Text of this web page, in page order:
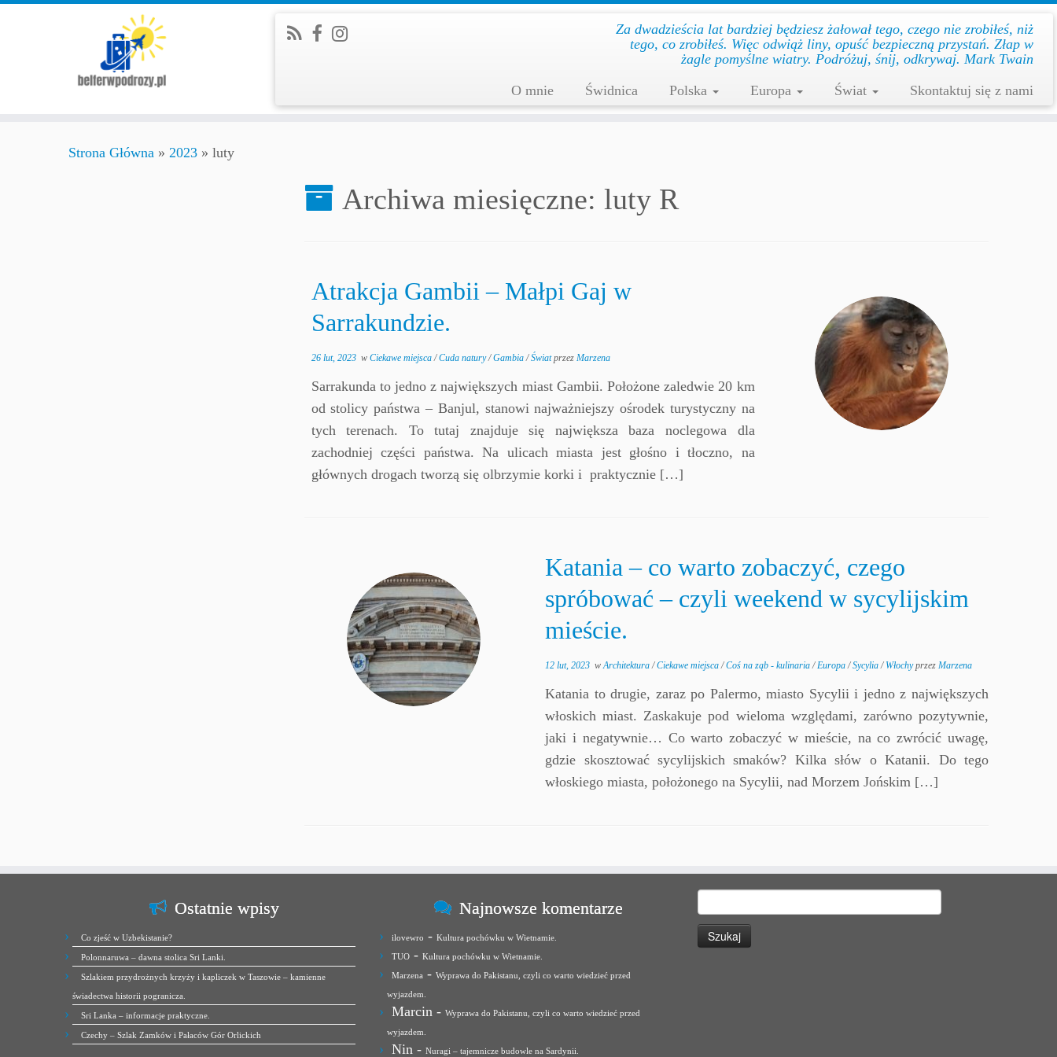
Za dwadzieścia lat bar­dziej będziesz żałował te­go, cze­go nie zro­biłeś, niż
te­go, co zro­biłeś. Więc od­wiąż li­ny, opuść bez­pie­czną przys­tań. Złap w
żag­le po­myślne wiat­ry. Podróżuj, śnij, odkrywaj. Mark Twain
O mnie
Świdnica Polska Europa Świat Skontaktuj się z nami
Strona Główna » 2023 » luty
Archiwa miesięczne: luty R
Atrakcja Gambii – Małpi Gaj w
Sarrakundzie.
26 lut, 2023w Ciekawe miejsca/Cuda natury/Gambia/Światprzez Marzena
Sarrakunda to jedno z największych miast Gambii. Położone zaledwie 20 km
od stolicy państwa – Banjul, stanowi najważniejszy ośrodek turystyczny na
tych terenach. To tutaj znajduje się największa baza noclegowa dla
zachodniej części państwa. Na ulicach miasta jest głośno i tłoczno, na
głównych drogach tworzą się olbrzymie korki i praktycznie […]
Katania – co warto zobaczyć, czego
spróbować – czyli weekend w sycylijskim
mieście.
12 lut, 2023 wArchitektura/Ciekawe miejsca/Coś na ząb - kulinaria/Europa/Sycylia/ WłochyprzezMarzena
Katania to drugie, zaraz po Palermo, miasto Sycylii i jedno z największych
włoskich miast. Zaskakuje pod wieloma względami, zarówno pozytywnie,
jaki i negatywnie… Co warto zobaczyć w mieście, na co zwrócić uwagę,
gdzie skosztować sycylijskich smaków? Kilka słów o Katanii. Do tego
włoskiego miasta, położonego na Sycylii, nad Morzem Jońskim […]
Ostatnie wpisy
Co zjeść w Uzbekistanie?
Polonnaruwa – dawna stolica Sri Lanki.
Szlakiem przydrożnych krzyży i kapliczek w Taszowie – kamienne
świadectwa historii pogranicza.
Sri Lanka – informacje praktyczne.
Czechy – Szlak Zamków i Pałaców Gór Orlickich
Najnowsze komentarze
ilovewro - Kultura pochówku w Wietnamie.
TUO - Kultura pochówku w Wietnamie.
Marzena - Wyprawa do Pakistanu, czyli co warto wiedzieć przed
wyjazdem.
Marcin - Wyprawa do Pakistanu, czyli co warto wiedzieć przed
wyjazdem.
Nin - Nuragi – tajemnicze budowle na Sardynii.